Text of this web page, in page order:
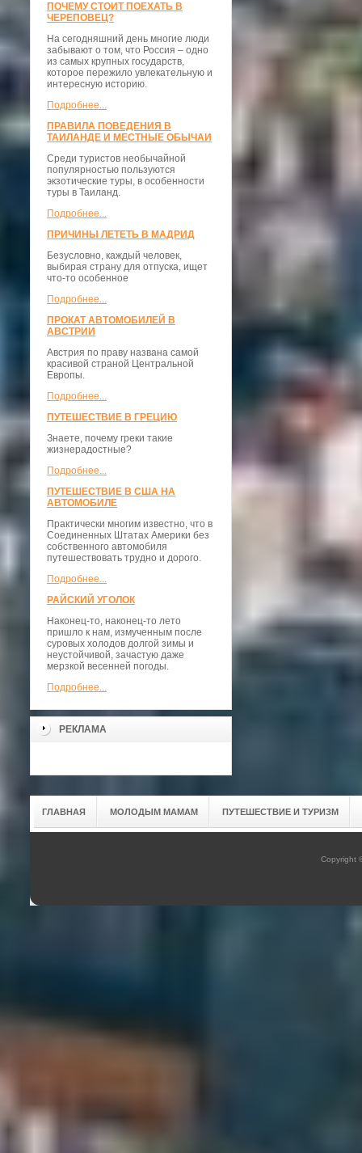
ПОЧЕМУ СТОИТ ПОЕХАТЬ В
ЧЕРЕПОВЕЦ?
На сегодняшний день многие люди
забывают о том, что Россия – одно
из самых крупных государств,
которое пережило увлекательную и
интересную историю.
Подробнее...
ПРАВИЛА ПОВЕДЕНИЯ В
ТАИЛАНДЕ И МЕСТНЫЕ ОБЫЧАИ
Среди туристов необычайной
популярностью пользуются
экзотические туры, в особенности
туры в Таиланд.
Подробнее...
ПРИЧИНЫ ЛЕТЕТЬ В МАДРИД
Безусловно, каждый человек,
выбирая страну для отпуска, ищет
что-то особенное
Подробнее...
ПРОКАТ АВТОМОБИЛЕЙ В
АВСТРИИ
Австрия по праву названа самой
красивой страной Центральной
Европы.
Подробнее...
ПУТЕШЕСТВИЕ В ГРЕЦИЮ
Знаете, почему греки такие
жизнерадостные?
Подробнее...
ПУТЕШЕСТВИЕ В США НА
АВТОМОБИЛЕ
Практически многим известно, что в
Соединенных Штатах Америки без
собственного автомобиля
путешествовать трудно и дорого.
Подробнее...
РАЙСКИЙ УГОЛОК
Наконец-то, наконец-то лето
пришло к нам, измученным после
суровых холодов долгой зимы и
неустойчивой, зачастую даже
мерзкой весенней погоды.
Подробнее...
РЕКЛАМА
ГЛАВНАЯ МОЛОДЫМ МАМАМ ПУТЕШЕСТВИЕ И ТУРИЗМ
Copyright